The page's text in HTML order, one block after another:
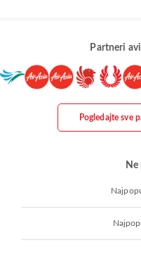
Partneri
Pogledajte sve